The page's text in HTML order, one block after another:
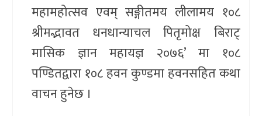
महामहोत्सव एवम् सङ्गीतमय लीलामय १०८
श्रीमद्भावत धनधान्याचल पितृमोक्ष बिराट्
मासिक ज्ञान महायज्ञ २०७६’ मा १०८
पण्डितद्वारा १०८ हवन कुण्डमा हवनसहित कथा
वाचन हुनेछ ।